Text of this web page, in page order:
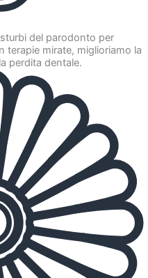
del parodonto per
terapie mirate, miglioriamo la
perdita dentale.